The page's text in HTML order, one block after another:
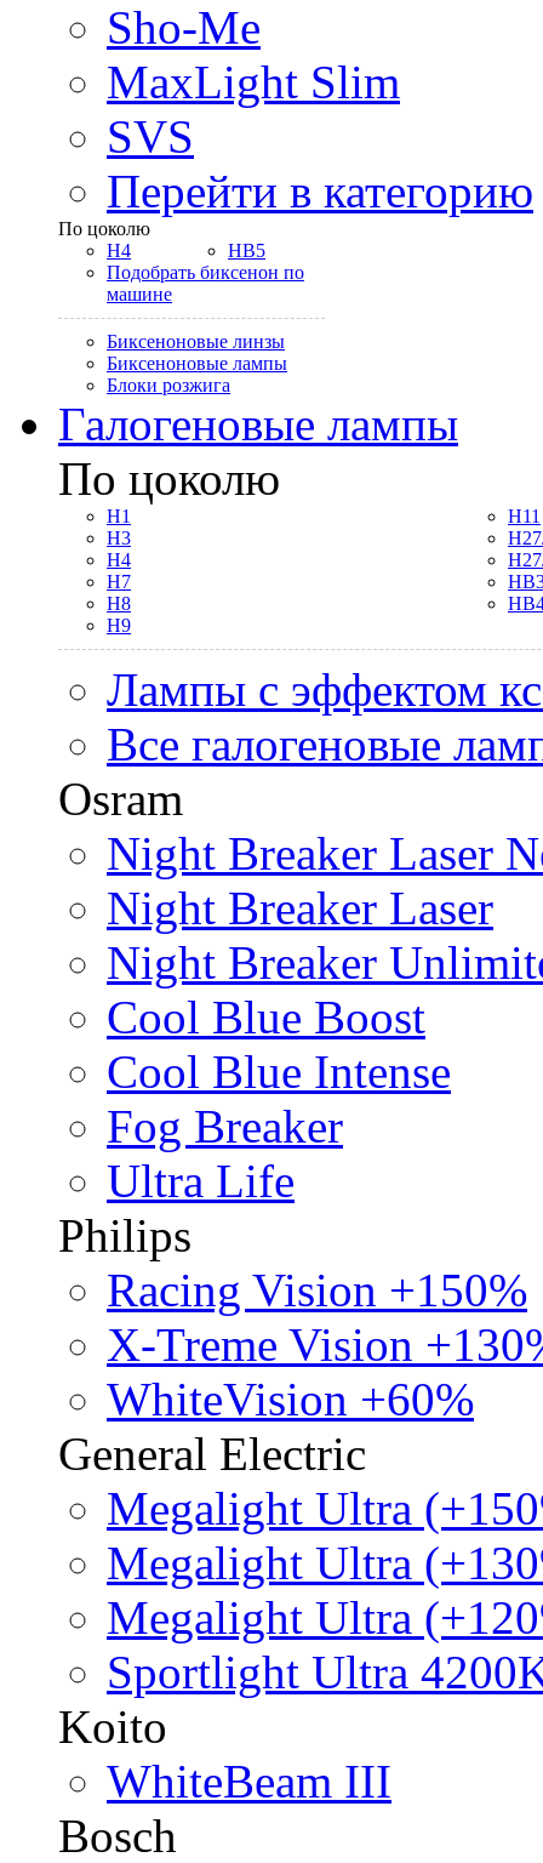
Sho-Me
MaxLight Slim
SVS
Перейти в категорию
По цоколю
H4
HB5
Подобрать биксенон по
машине
Биксеноновые линзы
Биксеноновые лампы
Блоки розжига
Галогеновые лампы
По цоколю
H1
H3
H4
H7
H8
H9
H11
Лампы с эффектом
Все галогеновые
Osram
Night Breaker Laser
Night Breaker Laser
Night Breaker
Cool Blue Boost
Cool Blue Intense
Fog Breaker
Ultra Life
Philips
Racing Vision +150%
X-Treme Vision
WhiteVision +60%
General Electric
Megalight Ultra
Megalight Ultra
Megalight Ultra
Sportlight Ultra
Koito
WhiteBeam III
Bosch